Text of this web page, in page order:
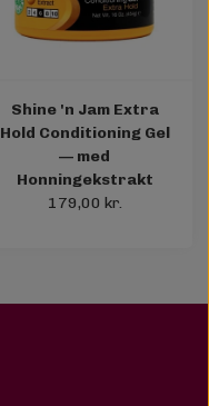
Shine 'n Jam Extra
Hold Conditioning Gel
— med
Honningekstrakt
179,00 kr.